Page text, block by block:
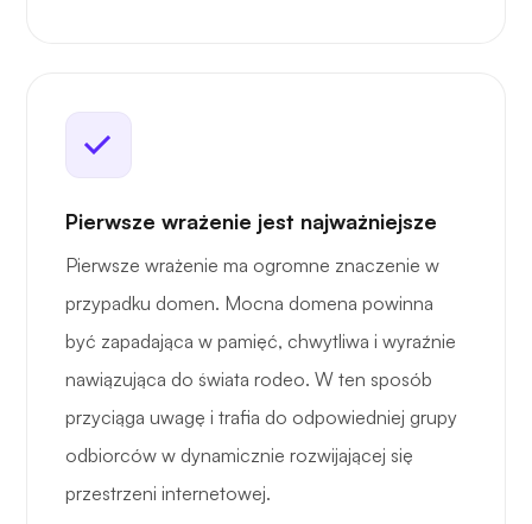
Pierwsze wrażenie jest najważniejsze
Pierwsze wrażenie ma ogromne znaczenie w
przypadku domen. Mocna domena powinna
być zapadająca w pamięć, chwytliwa i wyraźnie
nawiązująca do świata rodeo. W ten sposób
przyciąga uwagę i trafia do odpowiedniej grupy
odbiorców w dynamicznie rozwijającej się
przestrzeni internetowej.